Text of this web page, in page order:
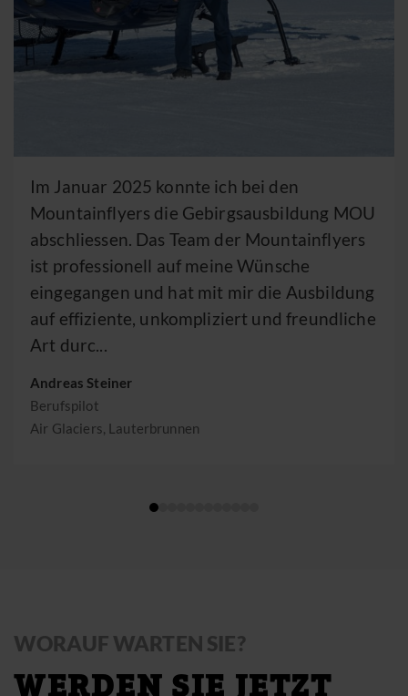
Andreas Steiner
Berufspilot
Air Glaciers, Lauterbrunnen
Im Januar 2025 konnte ich bei den
Mountainflyers die Gebirgsausbildung MOU
abschliessen. Das Team der Mountainflyers
ist professionell auf meine Wünsche
eingegangen und hat mit mir die Ausbildung
auf effiziente, unkompliziert und freundliche
Art durc...
WORAUF WARTEN SIE?
WERDEN SIE JETZT